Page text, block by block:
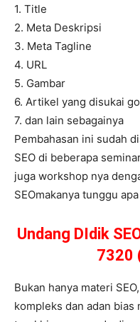
1. Title
2. Meta Deskripsi
3. Meta Tagline
4. URL
5. Gambar
6. Artikel yang disukai
7. dan lain sebagainya
Pembahasan ini sudah
SEO di beberapa
juga workshop nya
SEOmakanya tunggu
Undang DIdik
7320
Bukan hanya materi
kompleks dan adan bias